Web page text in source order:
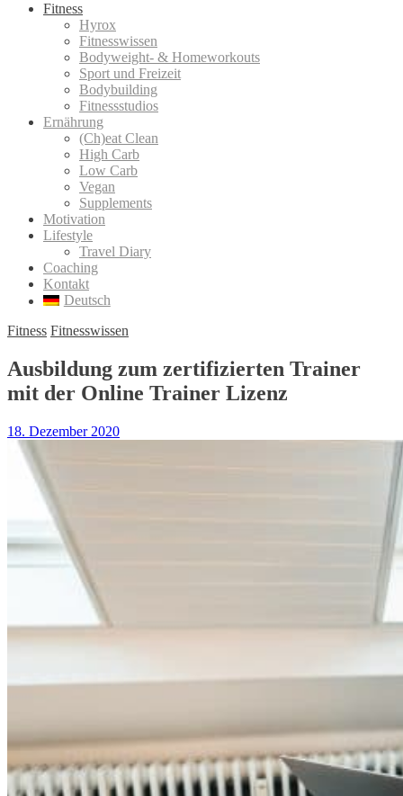
Fitness
Hyrox
Fitnesswissen
Bodyweight- & Homeworkouts
Sport und Freizeit
Bodybuilding
Fitnessstudios
Ernährung
(Ch)eat Clean
High Carb
Low Carb
Vegan
Supplements
Motivation
Lifestyle
Travel Diary
Coaching
Kontakt
Deutsch
Fitness Fitnesswissen
Ausbildung zum zertifizierten Trainer
mit der Online Trainer Lizenz
18. Dezember 2020